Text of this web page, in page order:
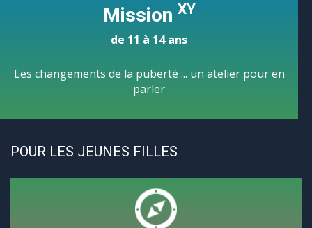
Mission XY
de 11 à 14 ans
Les changements de la puberté ... un atelier pour en
parler
POUR LES JEUNES FILLES